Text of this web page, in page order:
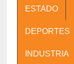
ESTADO
DEPORTES
INDUSTRIA